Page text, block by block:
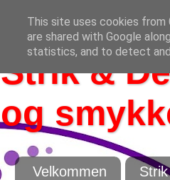
Strik &
og
Velkommen
This site uses cookies from
are shared with Google
statistics, and to detect